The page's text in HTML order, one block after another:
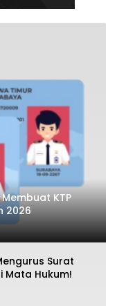
KTP
2026
Surat
Mata Hukum!